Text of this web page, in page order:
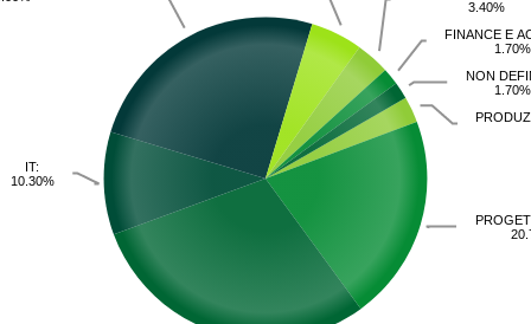
IT:
10.30%
3.40%
FINANCE E
1.70%
NON
1.70%